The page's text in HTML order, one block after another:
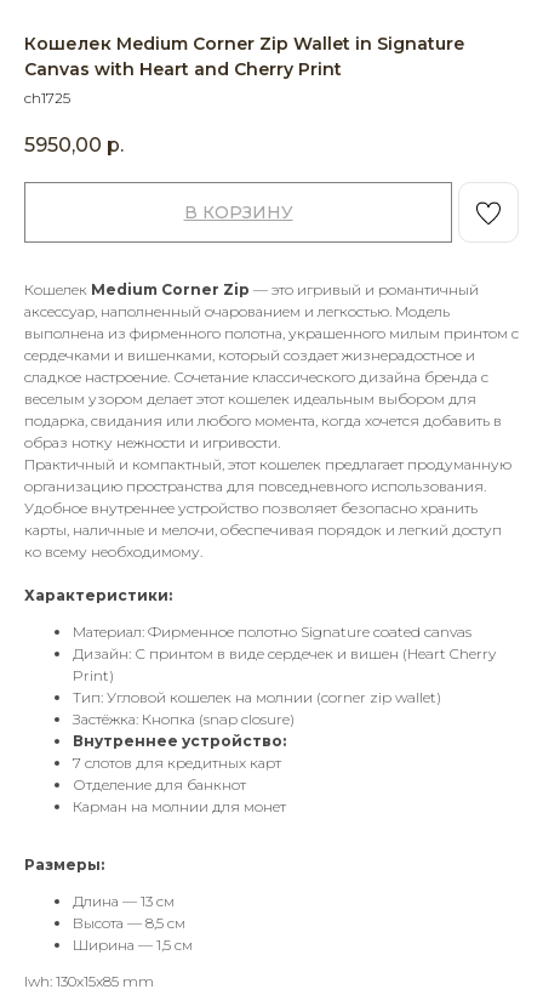
Кошелек Medium Corner Zip Wallet in Signature
Canvas with Heart and Cherry Print
ch1725
5950,00 р.
В КОРЗИНУ
Кошелек Medium Corner Zip — это игривый и романтичный
аксессуар, наполненный очарованием и легкостью. Модель
выполнена из фирменного полотна, украшенного милым принтом с
сердечками и вишенками, который создает жизнерадостное и
сладкое настроение. Сочетание классического дизайна бренда с
веселым узором делает этот кошелек идеальным выбором для
подарка, свидания или любого момента, когда хочется добавить в
образ нотку нежности и игривости.
Практичный и компактный, этот кошелек предлагает продуманную
организацию пространства для повседневного использования.
Удобное внутреннее устройство позволяет безопасно хранить
карты, наличные и мелочи, обеспечивая порядок и легкий доступ
ко всему необходимому.
Характеристики:
Материал: Фирменное полотно Signature coated canvas
Дизайн: С принтом в виде сердечек и вишен (Heart Cherry
Print)
Тип: Угловой кошелек на молнии (corner zip wallet)
Застёжка: Кнопка (snap closure)
Внутреннее устройство:
7 слотов для кредитных карт
Отделение для банкнот
Карман на молнии для монет
Размеры:
Длина — 13 см
Высота — 8,5 см
Ширина — 1,5 см
lwh: 130x15x85 mm